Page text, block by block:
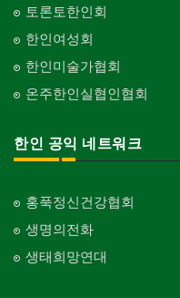
토론토한인회
한인여성회
한인미술가협회
온주한인실협인협회
한인 공익 네트워크
홍푹정신건강협회
생명의전화
생태희망연대